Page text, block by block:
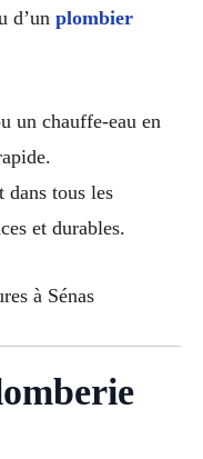
d’un plombier
un chauffe-eau en
dans tous les
et durables.
à Sénas